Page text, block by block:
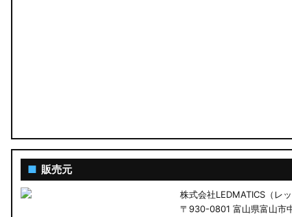
■ 販売元
株式会社LEDMATICS（レ
〒930-0801 富山県富山市